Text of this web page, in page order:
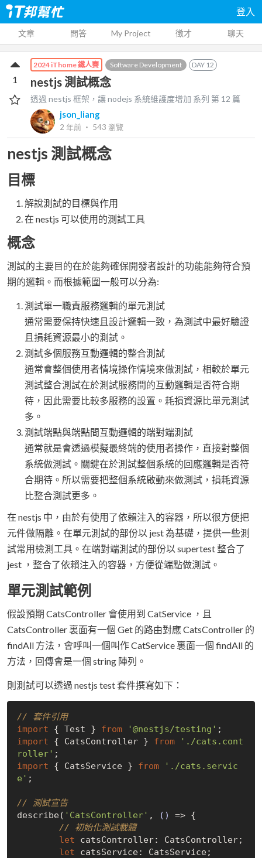
登入
文章 問答 My Project 徵才 聊天
2024 iThome 鐵人賽 Software Development DAY 12
nestjs 測試概念
透過 nestjs 框架，讓 nodejs 系統維護度增加 系列 第 12 篇
json_liang
2 年前 ‧ 543 瀏覽
1
nestjs 測試概念
目標
解說測試的目標與作用
在 nestjs 可以使用的測試工具
概念
測試的主要目的在於能夠確保開發者設計的功能能夠符合預
期的邏輯。而根據範圍一般可以分為:
測試單一職責服務邏輯的單元測試
通常需要保持快速且設計邏輯一致，為測試中最好驗證
且損耗資源最小的測試。
測試多個服務互動邏輯的整合測試
通常會整個使用者情境操作情境來做測試，相較於單元
測試整合測試在於測試服務間的互動邏輯是否符合期
待，因此需要比較多服務的設置。耗損資源比單元測試
多。
測試端點與端點間互動邏輯的端對端測試
通常就是會透過模擬最終端的使用者操作，直接對整個
系統做測試。關鍵在於測試整個系統的回應邏輯是否符
合期待。所以需要把整個系統啟動來做測試，損耗資源
比整合測試更多。
在 nestjs 中，由於有使用了依賴注入的容器，所以很方便把
元件做隔離。在單元測試的部份以 jest 為基礎，提供一些測
試常用檢測工具。在端對端測試的部份以 supertest 整合了
jest ，整合了依賴注入的容器，方便從端點做測試。
單元測試範例
假設預期 CatsController 會使用到 CatService ，且
CatsController 裏面有一個 Get 的路由對應 CatsController 的
findAll 方法，會呼叫一個叫作 CatService 裏面一個 findAll 的
方法，回傳會是一個 string 陣列。
則測試可以透過 nestjs test 套件撰寫如下：
// 套件引用
import { Test } from '@nestjs/testing'
import { CatsController } from
'./cats.cont
roller'
import { CatsService } from
'./cats.servic
e' ;
// 測試宣告
describe( 'CatsController' , () => {
// 初始化測試載體
let catsController: CatsController;
let catsService: CatsService;